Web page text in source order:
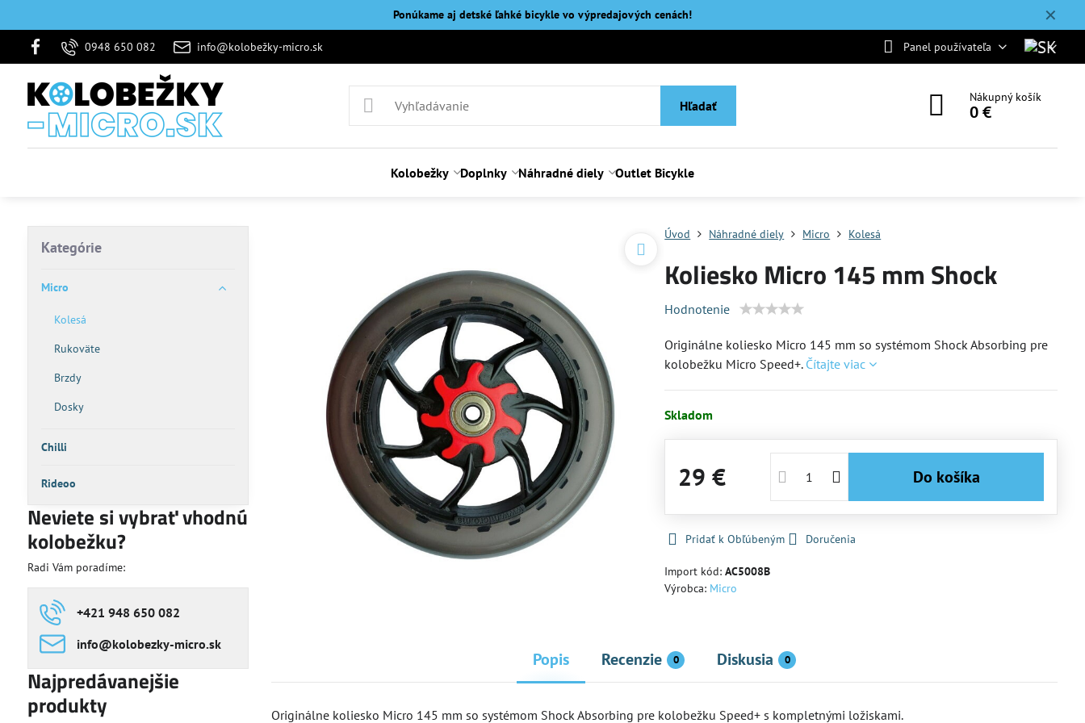
✕
Ponúkame aj detské ľahké bicykle vo výpredajových cenách!
0948 650 082 info@kolobežky-micro.sk Panel používateľa
Hľadať
Nákupný košík
0 €
Kolobežky Doplnky Náhradné diely Outlet Bicykle
Úvod Náhradné diely Micro Kolesá
Koliesko Micro 145 mm Shock
Hodnotenie
Originálne koliesko Micro 145 mm so systémom Shock Absorbing pre
kolobežku Micro Speed+. Čítajte viac
Skladom
29 € Do košíka
Pridať k Obľúbeným Doručenia
Import kód:AC5008B
Výrobca: Micro
Popis Recenzie 0 Diskusia 0
Originálne koliesko Micro 145 mm so systémom Shock Absorbing pre kolobežku Speed+ s kompletnými ložiskami.
Kategórie
Micro
Kolesá
Rukoväte
Brzdy
Dosky
Chilli
Rideoo
Neviete si vybrať vhodnú
kolobežku?
Radi Vám poradíme:
+421 948 650 082
info​@kolobezky-micro​.sk
Najpredávanejšie
produkty